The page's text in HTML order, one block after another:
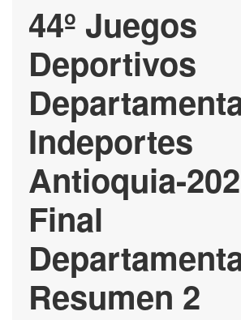
44º Juegos
Deportivos
Indeportes
Antioquia-
Final
Resumen 2